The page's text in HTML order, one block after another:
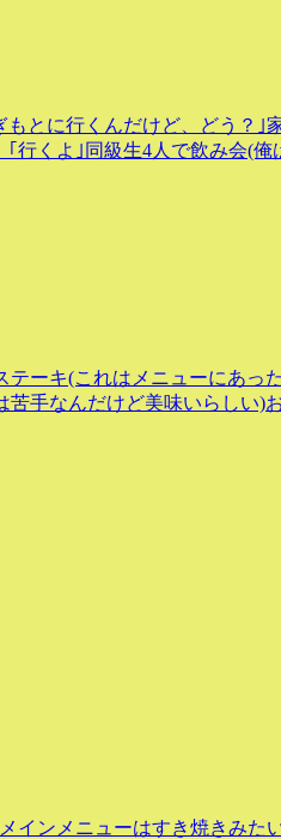
とに行くんだけど、どう？｣
行くよ｣同級生4人で飲み会(俺
ーキ(これはメニューにあっ
手なんだけど美味いらしい)
インメニューはすき焼きみた